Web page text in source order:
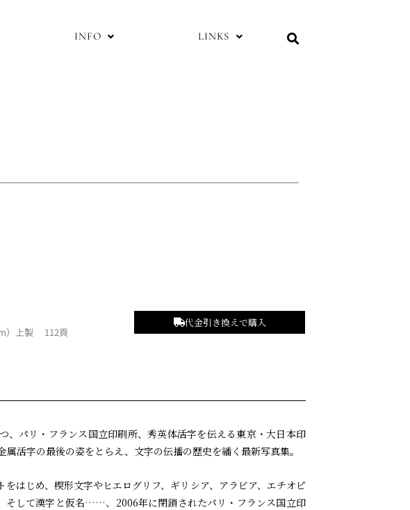
INFO LINKS
）上製 112頁
代金引き換えで購入
、パリ・フランス国立印刷所、秀英体活字を伝える東京・大日本印
活字の最後の姿をとらえ、文字の伝播の歴史を繙く最新写真集。
をはじめ、楔形文字やヒエログリフ、ギリシア、アラビア、エチオピ
そして漢字と仮名……、2006年に閉鎖されたパリ・フランス国立印